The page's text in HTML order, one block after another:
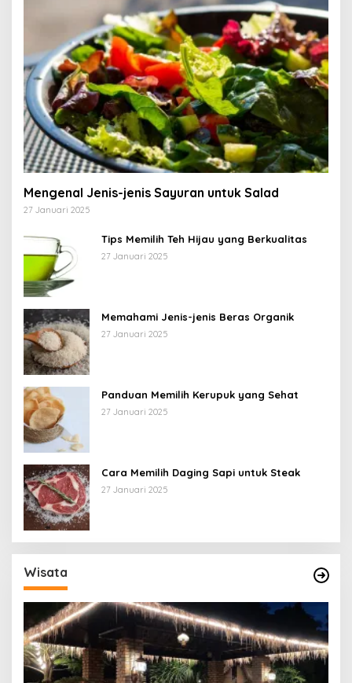
Mengenal Jenis-jenis Sayuran untuk Salad
27 Januari 2025
Tips Memilih Teh Hijau yang Berkualitas
27 Januari 2025
Memahami Jenis-jenis Beras Organik
27 Januari 2025
Panduan Memilih Kerupuk yang Sehat
27 Januari 2025
Cara Memilih Daging Sapi untuk Steak
27 Januari 2025
Wisata